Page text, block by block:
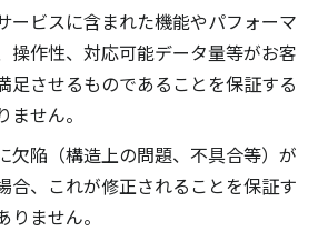
ービスに含まれた機能やパフォーマ
操作性、対応可能データ量等がお客
足させるものであることを保証する
ません。
欠陥（構造上の問題、不具合等）が
合、これが修正されることを保証す
りません。